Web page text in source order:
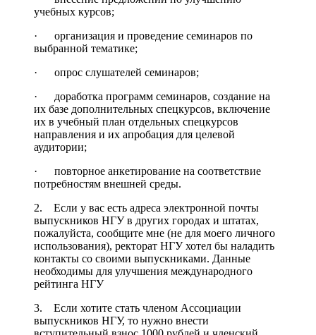
учебных курсов;
· организация и проведение семинаров по
выбранной тематике;
· опрос слушателей семинаров;
· доработка программ семинаров, создание на
их базе дополнительных спецкурсов, включение
их в учебный план отдельных спецкурсов
направления и их апробация для целевой
аудитории;
· повторное анкетирование на соответствие
потребностям внешней среды.
2. Если у вас есть адреса электронной почты
выпускников НГУ в других городах и штатах,
пожалуйста, сообщите мне (не для моего личного
использования), ректорат НГУ хотел бы наладить
контакты со своими выпускниками. Данные
необходимы для улучшения международного
рейтинга НГУ
3. Если хотите стать членом Ассоциации
выпускников НГУ, то нужно внести